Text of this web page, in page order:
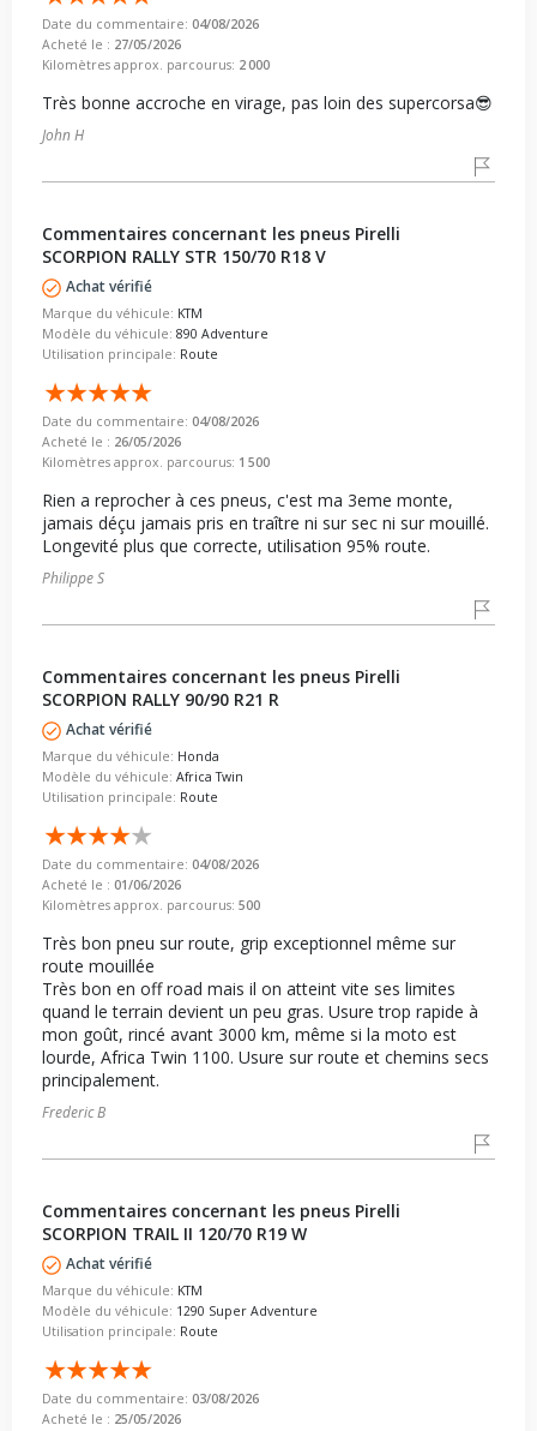
Date du commentaire: 04/08/2026
Acheté le : 27/05/2026
Kilomètres approx. parcourus: 2 000
Très bonne accroche en virage, pas loin des supercorsa😎
John H
Commentaires concernant les pneus Pirelli
SCORPION RALLY STR 150/70 R18 V
Achat vérifié
Marque du véhicule: KTM
Modèle du véhicule: 890 Adventure
Utilisation principale: Route
Date du commentaire: 04/08/2026
Acheté le : 26/05/2026
Kilomètres approx. parcourus: 1 500
Rien a reprocher à ces pneus, c'est ma 3eme monte,
jamais déçu jamais pris en traître ni sur sec ni sur mouillé.
Longevité plus que correcte, utilisation 95% route.
Philippe S
Commentaires concernant les pneus Pirelli
SCORPION RALLY 90/90 R21 R
Achat vérifié
Marque du véhicule: Honda
Modèle du véhicule: Africa Twin
Utilisation principale: Route
Date du commentaire: 04/08/2026
Acheté le : 01/06/2026
Kilomètres approx. parcourus: 500
Très bon pneu sur route, grip exceptionnel même sur
route mouillée
Très bon en off road mais il on atteint vite ses limites
quand le terrain devient un peu gras. Usure trop rapide à
mon goût, rincé avant 3000 km, même si la moto est
lourde, Africa Twin 1100. Usure sur route et chemins secs
principalement.
Frederic B
Commentaires concernant les pneus Pirelli
SCORPION TRAIL II 120/70 R19 W
Achat vérifié
Marque du véhicule: KTM
Modèle du véhicule: 1290 Super Adventure
Utilisation principale: Route
Date du commentaire: 03/08/2026
Acheté le : 25/05/2026